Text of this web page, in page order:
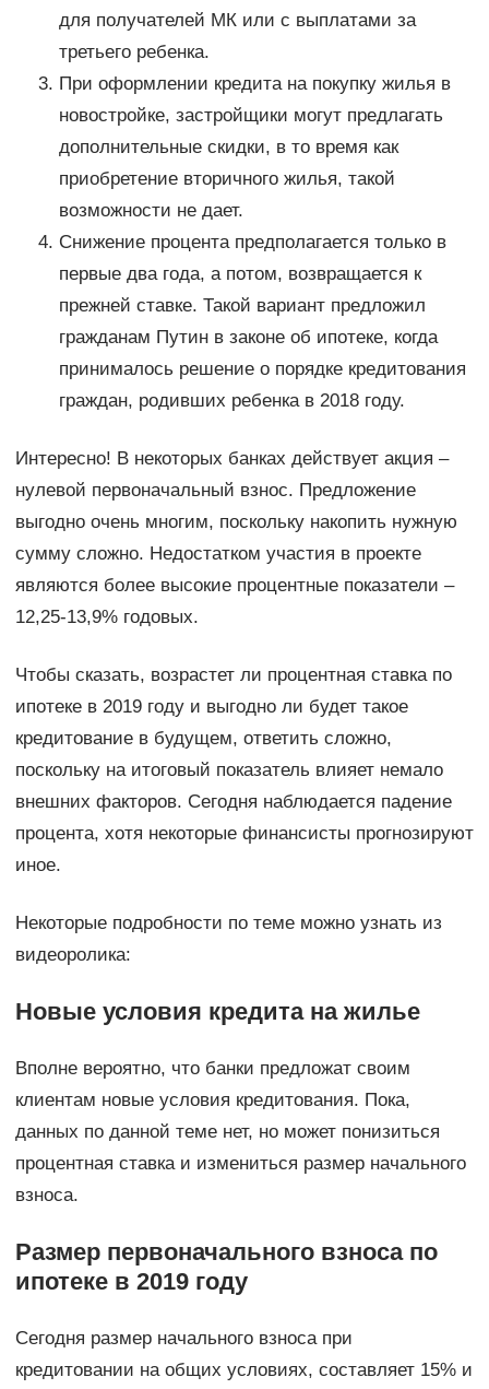
для получателей МК или с выплатами за
третьего ребенка.
При оформлении кредита на покупку жилья в
новостройке, застройщики могут предлагать
дополнительные скидки, в то время как
приобретение вторичного жилья, такой
возможности не дает.
Снижение процента предполагается только в
первые два года, а потом, возвращается к
прежней ставке. Такой вариант предложил
гражданам Путин в законе об ипотеке, когда
принималось решение о порядке кредитования
граждан, родивших ребенка в 2018 году.
Интересно! В некоторых банках действует акция –
нулевой первоначальный взнос. Предложение
выгодно очень многим, поскольку накопить нужную
сумму сложно. Недостатком участия в проекте
являются более высокие процентные показатели –
12,25-13,9% годовых.
Чтобы сказать, возрастет ли процентная ставка по
ипотеке в 2019 году и выгодно ли будет такое
кредитование в будущем, ответить сложно,
поскольку на итоговый показатель влияет немало
внешних факторов. Сегодня наблюдается падение
процента, хотя некоторые финансисты прогнозируют
иное.
Некоторые подробности по теме можно узнать из
видеоролика:
Новые условия кредита на жилье
Вполне вероятно, что банки предложат своим
клиентам новые условия кредитования. Пока,
данных по данной теме нет, но может понизиться
процентная ставка и измениться размер начального
взноса.
Размер первоначального взноса по
ипотеке в 2019 году
Сегодня размер начального взноса при
кредитовании на общих условиях, составляет 15% и